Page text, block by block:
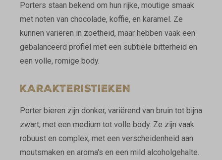
Porters staan bekend om hun rijke, moutige smaak
met noten van chocolade, koffie, en karamel. Ze
kunnen variëren in zoetheid, maar hebben vaak een
gebalanceerd profiel met een subtiele bitterheid en
een volle, romige body.
KARAKTERISTIEKEN
Porter bieren zijn donker, variërend van bruin tot bijna
zwart, met een medium tot volle body. Ze zijn vaak
robuust en complex, met een verscheidenheid aan
moutsmaken en aroma's en een mild alcoholgehalte.